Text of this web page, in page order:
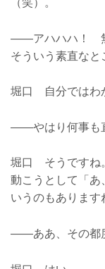
（笑）。
――アハハハ！ 無
そういう素直なと
堀口 自分ではわ
――やはり何事も
堀口 そうですね
動こうとして「あ
いうのもあります
――ああ、その都